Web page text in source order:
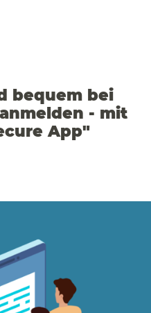
bequem bei
- mit
App"